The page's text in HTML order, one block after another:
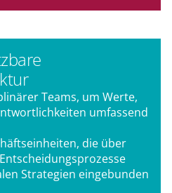
Teams, um Werte,
umfassend
die über
Strategien eingebunden